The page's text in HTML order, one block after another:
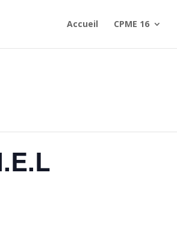
Accueil CPME 16